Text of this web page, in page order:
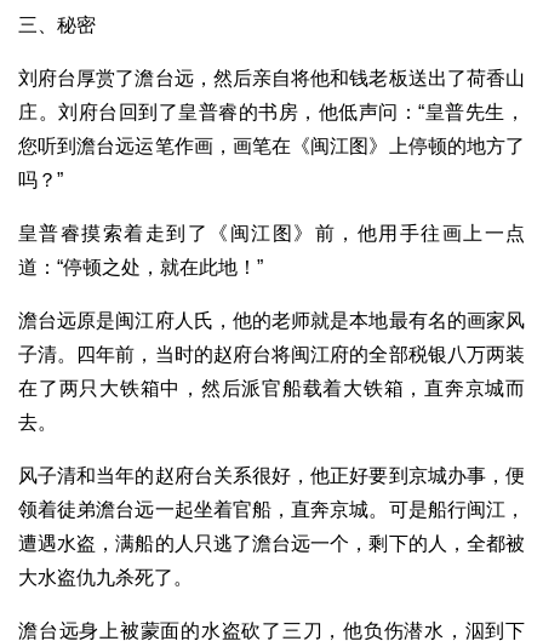
三、秘密
刘府台厚赏了澹台远，然后亲自将他和钱老板送出了荷香山
庄。刘府台回到了皇普睿的书房，他低声问：“皇普先生，
您听到澹台远运笔作画，画笔在《闽江图》上停顿的地方了
吗？”
皇普睿摸索着走到了《闽江图》前，他用手往画上一点
道：“停顿之处，就在此地！”
澹台远原是闽江府人氏，他的老师就是本地最有名的画家风
子清。四年前，当时的赵府台将闽江府的全部税银八万两装
在了两只大铁箱中，然后派官船载着大铁箱，直奔京城而
去。
风子清和当年的赵府台关系很好，他正好要到京城办事，便
领着徒弟澹台远一起坐着官船，直奔京城。可是船行闽江，
遭遇水盗，满船的人只逃了澹台远一个，剩下的人，全都被
大水盗仇九杀死了。
澹台远身上被蒙面的水盗砍了三刀，他负伤潜水，泅到下